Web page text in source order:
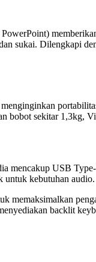
sukai. Dilengkapi
bobot sekitar 1,3kg,
mencakup USB
untuk kebutuhan audio.
memaksimalkan
backlit